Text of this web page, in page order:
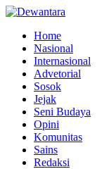
Home
Nasional
Internasional
Advetorial
Sosok
Jejak
Seni Budaya
Opini
Komunitas
Sains
Redaksi